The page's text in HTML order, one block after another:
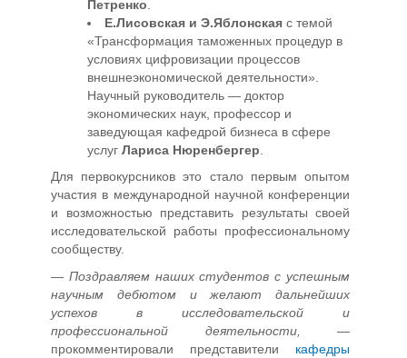
Петренко
Е.Лисовская и Э.Яблонская с темой
«Трансформация таможенных процедур в
условиях цифровизации процессов
внешнеэкономической деятельности».
Научный руководитель — доктор
экономических наук, профессор и
заведующая кафедрой бизнеса в сфере
услуг Лариса Нюренбергер
Для первокурсников это стало первым опытом
участия в международной научной конференции
и возможностью представить результаты своей
исследовательской работы профессиональному
сообществу.
— Поздравляем наших студентов с успешным
научным дебютом и желают дальнейших
успехов в исследовательской и
профессиональной деятельности, —
прокомментировали представители кафедры